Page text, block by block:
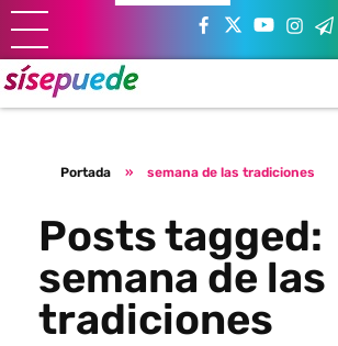
Sí se puede Canarias
Únete al movimiento ecosocialista
Portada » semana de las tradiciones
Posts tagged:
semana de las
tradiciones